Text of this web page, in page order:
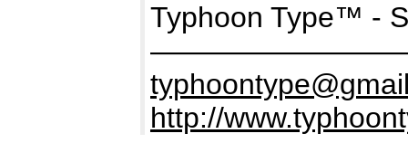
Typhoon Type™ -
http://